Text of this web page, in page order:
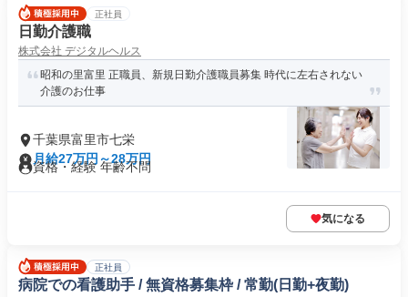
正社員
日勤介護職
株式会社 デジタルヘルス
昭和の里富里 正職員、新規日勤介護職員募集 時代に左右されない
介護のお仕事
千葉県富里市七栄
月給27万円～28万円
資格・経験 年齢不問
気になる
正社員
病院での看護助手 / 無資格募集枠 / 常勤(日勤+夜勤)